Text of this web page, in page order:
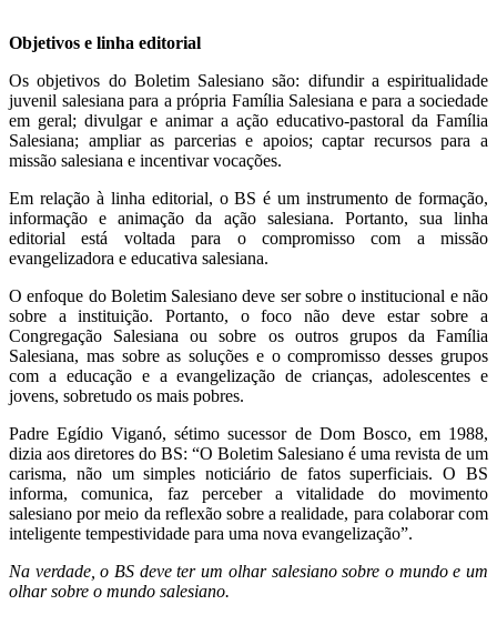
Objetivos e linha editorial
Os objetivos do Boletim Salesiano são: difundir a espiritualidade
juvenil salesiana para a própria Família Salesiana e para a sociedade
em geral; divulgar e animar a ação educativo-pastoral da Família
Salesiana; ampliar as parcerias e apoios; captar recursos para a
missão salesiana e incentivar vocações.
Em relação à linha editorial, o BS é um instrumento de formação,
informação e animação da ação salesiana. Portanto, sua linha
editorial está voltada para o compromisso com a missão
evangelizadora e educativa salesiana.
O enfoque do Boletim Salesiano deve ser sobre o institucional e não
sobre a instituição. Portanto, o foco não deve estar sobre a
Congregação Salesiana ou sobre os outros grupos da Família
Salesiana, mas sobre as soluções e o compromisso desses grupos
com a educação e a evangelização de crianças, adolescentes e
jovens, sobretudo os mais pobres.
Padre Egídio Viganó, sétimo sucessor de Dom Bosco, em 1988,
dizia aos diretores do BS: “O Boletim Salesiano é uma revista de um
carisma, não um simples noticiário de fatos superficiais. O BS
informa, comunica, faz perceber a vitalidade do movimento
salesiano por meio da reflexão sobre a realidade, para colaborar com
inteligente tempestividade para uma nova evangelização”.
Na verdade, o BS deve ter um olhar salesiano sobre o mundo e um
olhar sobre o mundo salesiano.